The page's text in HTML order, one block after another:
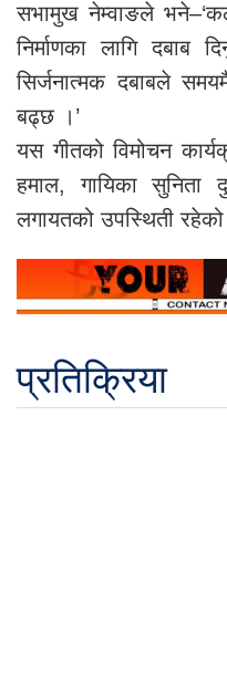
सभामुख नेम्वाङले
निर्माणका लागि दबाब
सिर्जनात्मक दबाबले
बढ्छ ।’
यस गीतको विमोचन
हमाल, गायिका
लगायतको उपस्थिती रहेको
प्रतिक्रिया